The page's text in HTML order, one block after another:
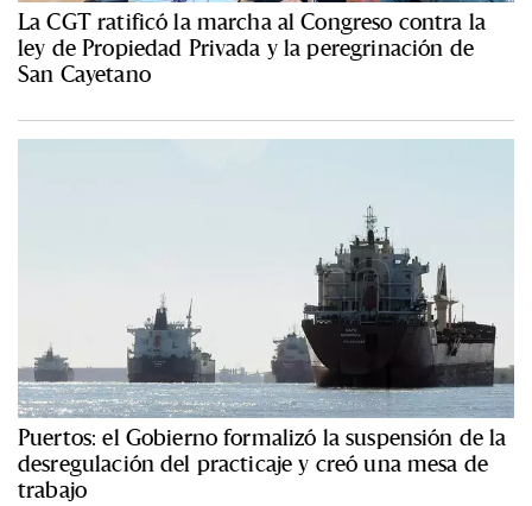
La CGT ratificó la marcha al Congreso contra la
ley de Propiedad Privada y la peregrinación de
San Cayetano
Puertos: el Gobierno formalizó la suspensión de la
desregulación del practicaje y creó una mesa de
trabajo